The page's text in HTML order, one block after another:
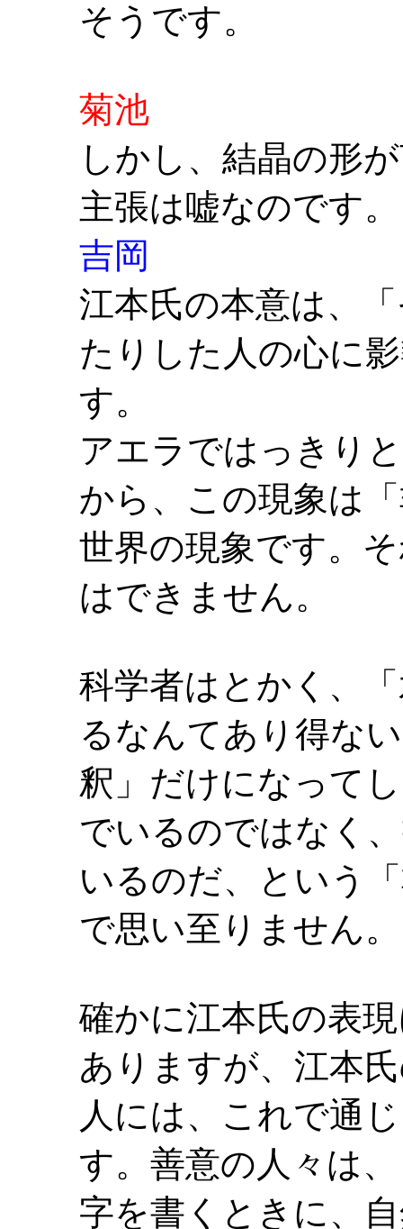
そうです。
菊池
しかし、結晶の形
主張は嘘なのです。
吉岡
江本氏の本意は、
たりした人の心に
す。
アエラではっきり
から、この現象は
世界の現象です。
はできません。
科学者はとかく、
るなんてあり得な
釈」だけになって
でいるのではなく
いるのだ、という
で思い至りません。
確かに江本氏の表
ありますが、江本
人には、これで通
す。善意の人々は
字を書くときに、